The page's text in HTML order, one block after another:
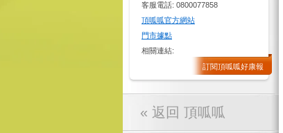
客服電話: 0800077858
頂呱呱官方網站
門市據點
相關連結:
訂閱頂呱呱好康報
« 返回 頂呱呱